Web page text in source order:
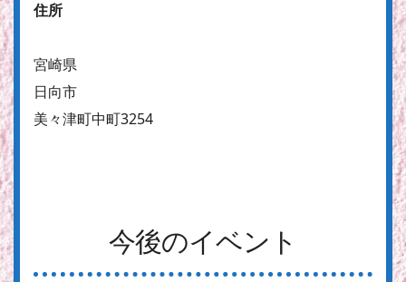
住所
宮崎県
日向市
美々津町中町3254
今後のイベント